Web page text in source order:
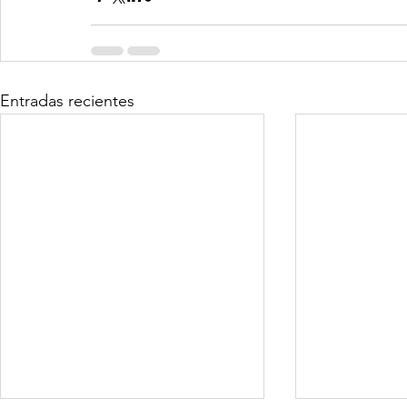
Entradas recientes